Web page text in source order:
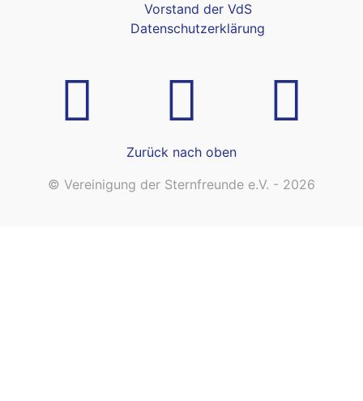
Vorstand der VdS
Datenschutzerklärung
Zurück nach oben
© Vereinigung der Sternfreunde e.V. - 2026